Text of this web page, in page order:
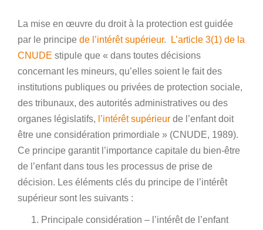
La mise en œuvre du droit à la protection est guidée
par le principe de l’intérêt supérieur.
L’article 3(1) de la
CNUDE stipule que « dans toutes décisions
concernant les mineurs, qu’elles soient le fait des
institutions publiques ou privées de protection sociale,
des tribunaux, des autorités administratives ou des
organes législatifs, l’intérêt supérieur de l’enfant doit
être une considération primordiale » (CNUDE, 1989).
Ce principe garantit l’importance capitale du bien-être
de l’enfant dans tous les processus de prise de
décision. Les éléments clés du principe de l’intérêt
supérieur sont les suivants :
Principale considération – l’intérêt de l’enfant